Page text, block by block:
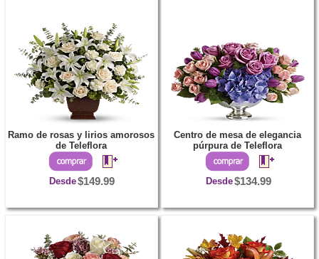
Ramo de rosas y lirios amorosos
de Teleflora
Desde$149.99
Centro de mesa de elegancia
púrpura de Teleflora
Desde$134.99